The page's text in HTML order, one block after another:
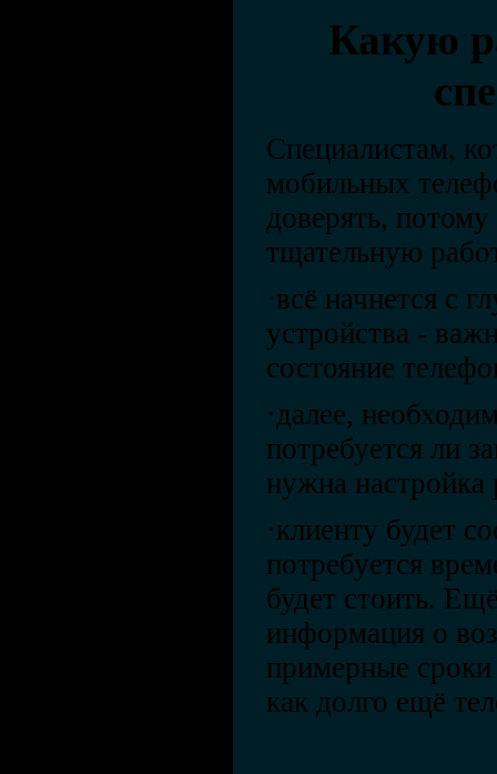
Какую
Специалистам,
мобильных
доверять,
тщательную
·всё начнется с
устройства -
состояние
·далее,
потребуется ли
нужна настройка
·клиенту будет
потребуется
будет стоить.
информация о
примерные
как долго ещё